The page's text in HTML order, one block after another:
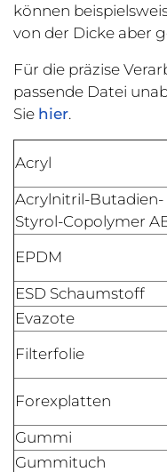
können
von der Dicke aber
Für die präzise
passende Datei
Sie hier.
Acryl
Acrylnitril-Butadien-
Styrol-Copolymer
EPDM
ESD Schaumstoff
Evazote
Filterfolie
Forexplatten
Gummi
Gummituch